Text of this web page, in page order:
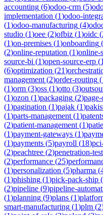
accounting (6)odoo-crm (5)
implementation (1)odoo-
(1)odoo-manufacturing (4)
studio (1)oee (2)ofbiz (1)oidc (
(1)on-premises (1)onboarding (
(2)online-reputation (1)online-
source-bi (1)open-source-erp (
(6)optimization (21)
management (2)order-routing (
(1)orm (3)oss (1)otto (3)
(1)ozon (1)packaging (2)
(1)pagination (1)pajak (1)
(1)parts-management (1)
(2)patient-management (1)
(1)payment-gateways (1)
(1)payments (5)payroll (18)
(2)peachtree (2)penetration-
(2)performance (25)
(1)personalization (5)pharma (
(1)phishing (1)pick-pack-ship (
(2)pipeline (9)pipeline-
(1)planning (9)plans (1)
smart-manufacturing (1)plm (2